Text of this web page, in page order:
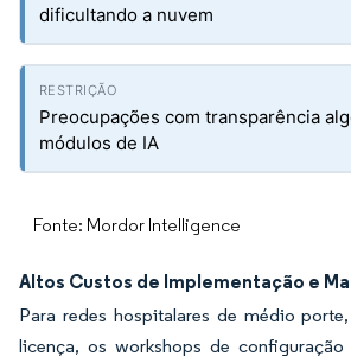
dificultando a nuvem
Preocupações com transparência
módulos de IA
Fonte: Mordor Intelligence
Altos Custos de Implementação e
Para redes hospitalares de médio
licença, os workshops de